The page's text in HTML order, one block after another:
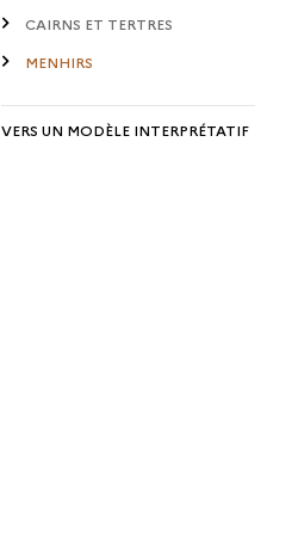
CAIRNS ET TERTRES
MENHIRS
VERS UN MODÈLE INTERPRÉTATIF